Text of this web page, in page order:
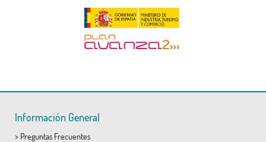
Información General
> Preguntas Frecuentes